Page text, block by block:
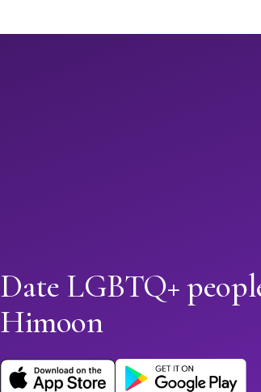
Date LGBTQ+
Himoon